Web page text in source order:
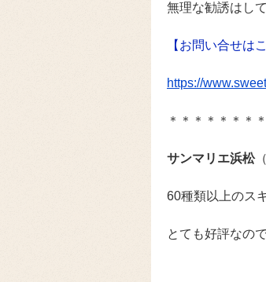
無理な勧誘はし
【お問い合せは
https://
＊＊＊＊＊＊＊
サンマリエ浜松
60種類以上のス
とても好評なの